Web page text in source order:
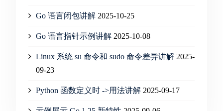
Go 语言闭包讲解 2025-10-25
Go 语言指针示例讲解 2025-10-08
Linux 系统 su 命令和 sudo 命令差异讲解 2025-
09-23
Python 函数定义时 ->用法讲解 2025-09-17